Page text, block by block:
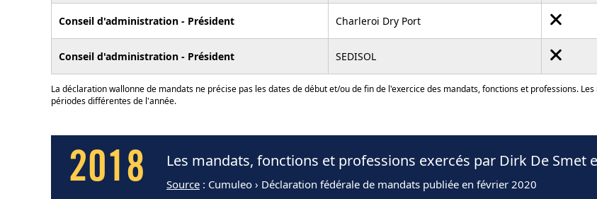
Conseil d'administration - Président Charleroi Dry Port
Conseil d'administration - Président SEDISOL
La déclaration wallonne de mandats ne précise pas les dates de début et/ou de fin de l'exercice des mandats, fonctions et professions.
périodes différentes de l'année.
2018 Les mandats, fonctions et professions exercés par Dirk De Smet
Source : Cumuleo › Déclaration fédérale de mandats publiée en février 2020